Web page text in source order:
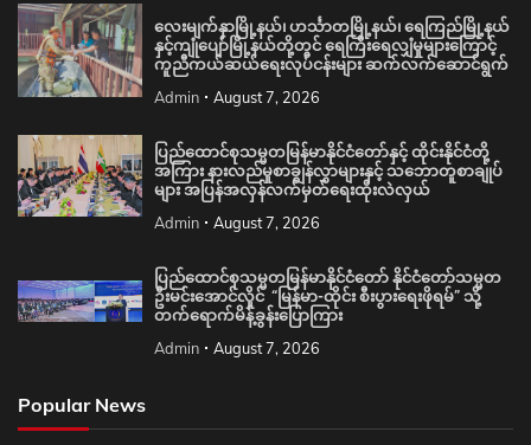
လေးမျက်နှာမြို့နယ်၊ ဟင်္သာတမြို့နယ်၊ ရေကြည်မြို့နယ်
နှင့်ကျုံပျော်မြို့နယ်တို့တွင် ရေကြီးရေလျှံမှုများကြောင့်
ကူညီကယ်ဆယ်ရေးလုပ်ငန်းများ ဆက်လက်ဆောင်ရွက်
Admin August 7, 2026
ပြည်ထောင်စုသမ္မတမြန်မာနိုင်ငံတော်နှင့် ထိုင်းနိုင်ငံတို့
အကြား နားလည်မှုစာချွန်လွှာများနှင့် သဘောတူစာချုပ်
များ အပြန်အလှန်လက်မှတ်ရေးထိုးလဲလှယ်
Admin August 7, 2026
ပြည်ထောင်စုသမ္မတမြန်မာနိုင်ငံတော် နိုင်ငံတော်သမ္မတ
ဦးမင်းအောင်လှိုင် “မြန်မာ-ထိုင်း စီးပွားရေးဖိုရမ်” သို့
တက်ရောက်မိန့်ခွန်းပြောကြား
Admin August 7, 2026
Popular News